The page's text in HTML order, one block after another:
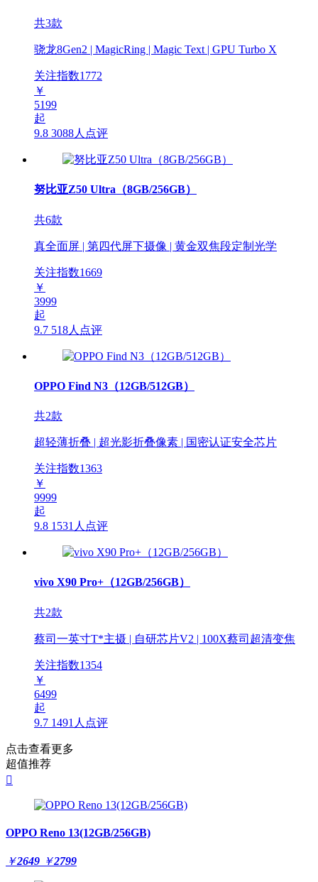
共3款
骁龙8Gen2 | MagicRing | Magic Text | GPU Turbo X
关注指数1772
￥
5199
起
9.8 3088人点评
努比亚Z50 Ultra（8GB/256GB）
共6款
真全面屏 | 第四代屏下摄像 | 黄金双焦段定制光学
关注指数1669
￥
3999
起
9.7 518人点评
OPPO Find N3（12GB/512GB）
共2款
超轻薄折叠 | 超光影折叠像素 | 国密认证安全芯片
关注指数1363
￥
9999
起
9.8 1531人点评
vivo X90 Pro+（12GB/256GB）
共2款
蔡司一英寸T*主摄 | 自研芯片V2 | 100X蔡司超清变焦
关注指数1354
￥
6499
起
9.7 1491人点评
点击查看更多
超值推荐

OPPO Reno 13(12GB/256GB)
￥2649 ￥2799